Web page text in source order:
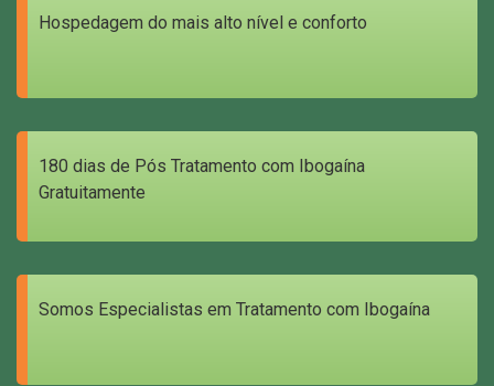
Hospedagem do mais alto nível e conforto
180 dias de Pós Tratamento com Ibogaína
Gratuitamente
Somos Especialistas em Tratamento com Ibogaína